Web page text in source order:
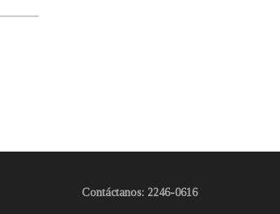
Contáctanos: 2246-0616